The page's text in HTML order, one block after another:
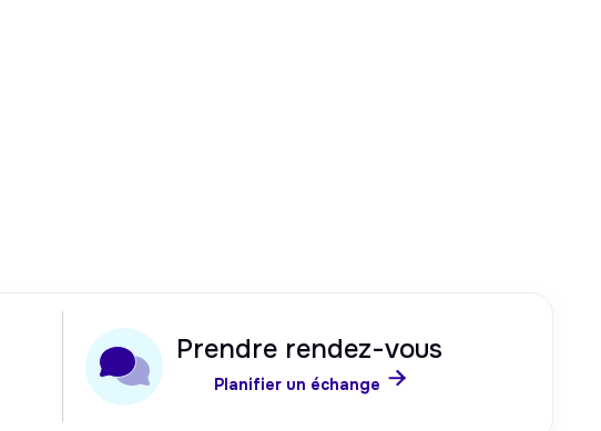
Prendre rendez-vous
Planifier un échange 